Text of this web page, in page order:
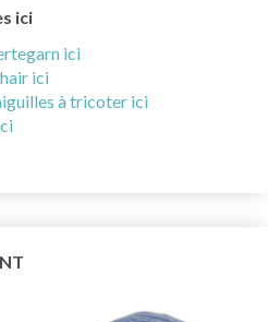
ici
ici
ici
à tricoter ici